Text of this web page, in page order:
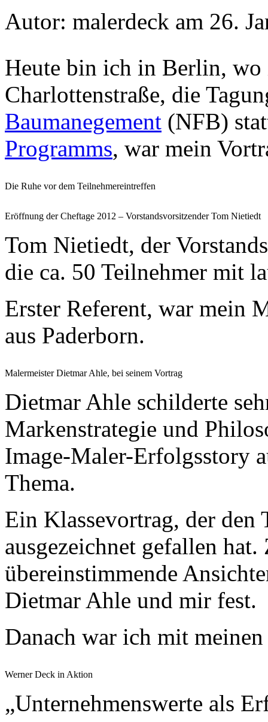
Autor: malerdeck am 26.
Heute bin ich in Berlin,
Charlottenstraße, die
Baumanegement (NFB)
Programms, war mein
Die Ruhe vor dem Teilnehmereintreffen
Eröffnung der Cheftage 2012 – Vorstandsvorsitzender Tom Nietiedt
Tom Nietiedt, der
die ca. 50 Teilnehmer mit
Erster Referent, war mein
aus Paderborn.
Malermeister Dietmar Ahle, bei seinem Vortrag
Dietmar Ahle schilderte
Markenstrategie und
Image-Maler-Erfolgsstory
Thema.
Ein Klassevortrag, der den
ausgezeichnet gefallen
übereinstimmende
Dietmar Ahle und mir fest.
Danach war ich mit
Werner Deck in Aktion
„Unternehmenswerte als